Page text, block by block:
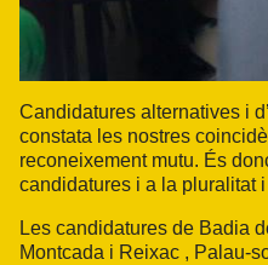
Candidatures alternatives i
constata les nostres
reconeixement mutu. És
candidatures i a la pluralitat
Les candidatures de Badia
Montcada i Reixac , Palau-